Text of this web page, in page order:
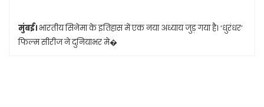
मुंबई। भारतीय सिनेमा के इतिहास में एक नया अध्याय जुड़ गया है। ‘धुरंधर’
फिल्म सीरीज ने दुनियाभर मे�